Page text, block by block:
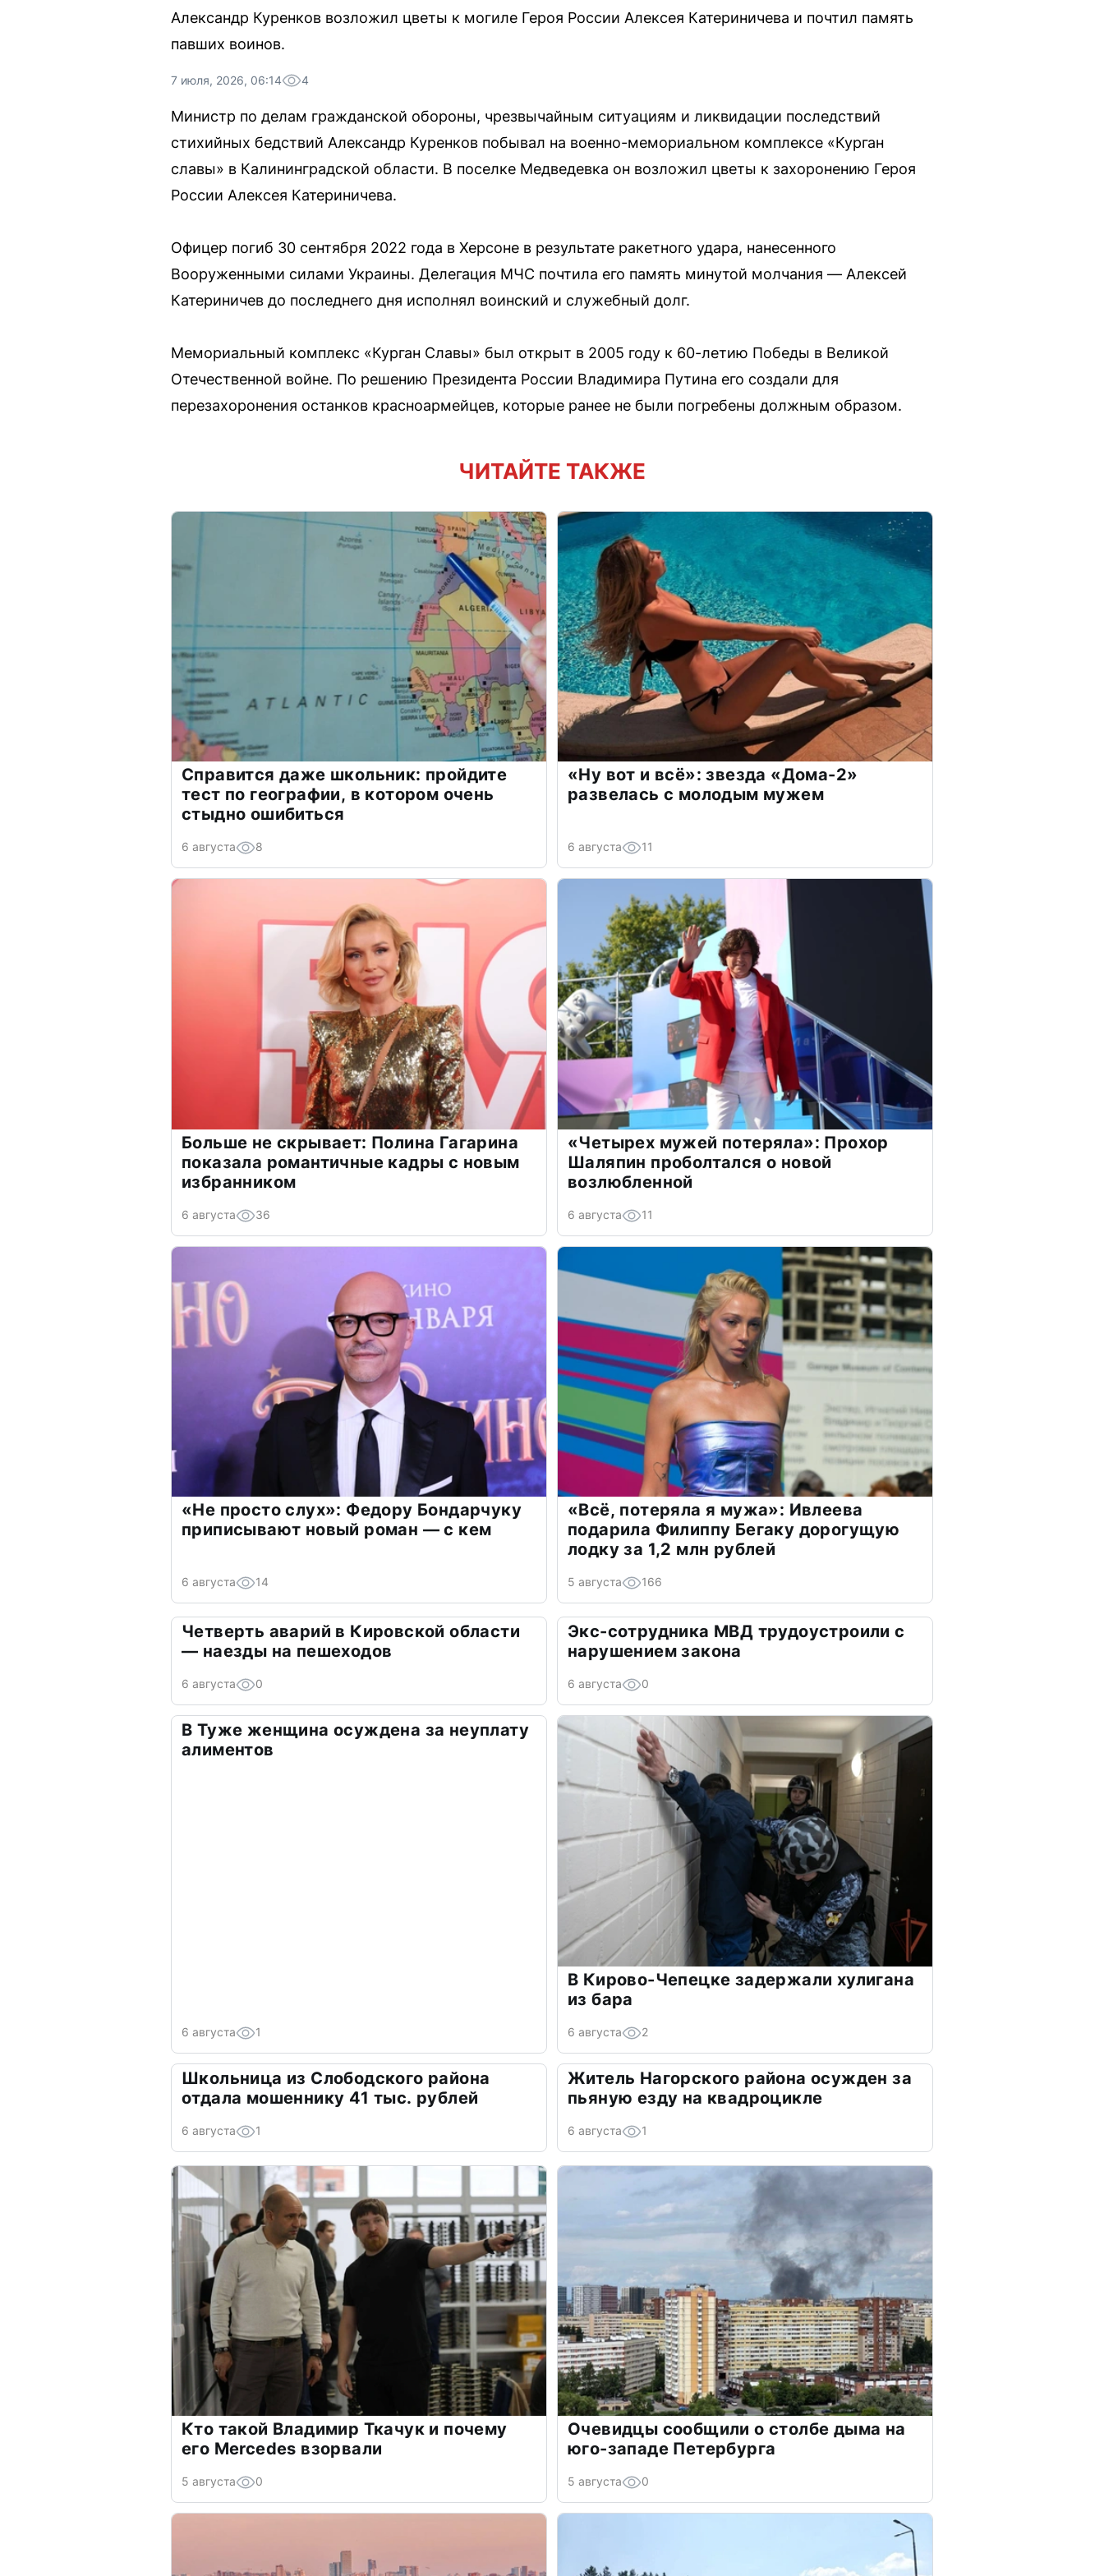
Александр Куренков возложил цветы к могиле Героя России Алексея Катериничева и почтил память
павших воинов.
7 июля, 2026, 06:14 4
Министр по делам гражданской обороны, чрезвычайным ситуациям и ликвидации последствий
стихийных бедствий Александр Куренков побывал на военно-мемориальном комплексе «Курган
славы» в Калининградской области. В поселке Медведевка он возложил цветы к захоронению Героя
России Алексея Катериничева.
Офицер погиб 30 сентября 2022 года в Херсоне в результате ракетного удара, нанесенного
Вооруженными силами Украины. Делегация МЧС почтила его память минутой молчания — Алексей
Катериничев до последнего дня исполнял воинский и служебный долг.
Мемориальный комплекс «Курган Славы» был открыт в 2005 году к 60-летию Победы в Великой
Отечественной войне. По решению Президента России Владимира Путина его создали для
перезахоронения останков красноармейцев, которые ранее не были погребены должным образом.
ЧИТАЙТЕ ТАКЖЕ
Справится даже школьник: пройдите
тест по географии, в котором очень
стыдно ошибиться
6 августа 8
«Ну вот и всё»: звезда «Дома-2»
развелась с молодым мужем
6 августа 11
Больше не скрывает: Полина Гагарина
показала романтичные кадры с новым
избранником
6 августа 36
«Четырех мужей потеряла»: Прохор
Шаляпин проболтался о новой
возлюбленной
6 августа 11
«Не просто слух»: Федору Бондарчуку
приписывают новый роман — с кем
6 августа 14
«Всё, потеряла я мужа»: Ивлеева
подарила Филиппу Бегаку дорогущую
лодку за 1,2 млн рублей
5 августа 166
Четверть аварий в Кировской области
— наезды на пешеходов
6 августа 0
Экс-сотрудника МВД трудоустроили с
нарушением закона
6 августа 0
В Туже женщина осуждена за неуплату
алиментов
6 августа 1
В Кирово-Чепецке задержали хулигана
из бара
6 августа 2
Школьница из Слободского района
отдала мошеннику 41 тыс. рублей
6 августа 1
Житель Нагорского района осужден за
пьяную езду на квадроцикле
6 августа 1
Кто такой Владимир Ткачук и почему
его Mercedes взорвали
5 августа 0
Очевидцы сообщили о столбе дыма на
юго-западе Петербурга
5 августа 0